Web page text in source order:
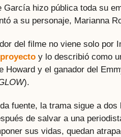
García hizo pública toda su
a su personaje, Marianna
del filme no viene solo por
y lo describió como
Howard y el ganador del
).
fuente, la trama sigue a
de salvar a una
sus vidas, quedan